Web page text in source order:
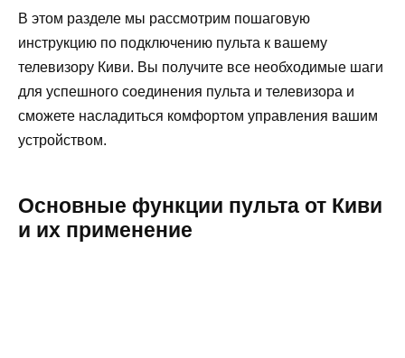
В этом разделе мы рассмотрим пошаговую
инструкцию по подключению пульта к вашему
телевизору Киви. Вы получите все необходимые шаги
для успешного соединения пульта и телевизора и
сможете насладиться комфортом управления вашим
устройством.
Основные функции пульта от Киви
и их применение